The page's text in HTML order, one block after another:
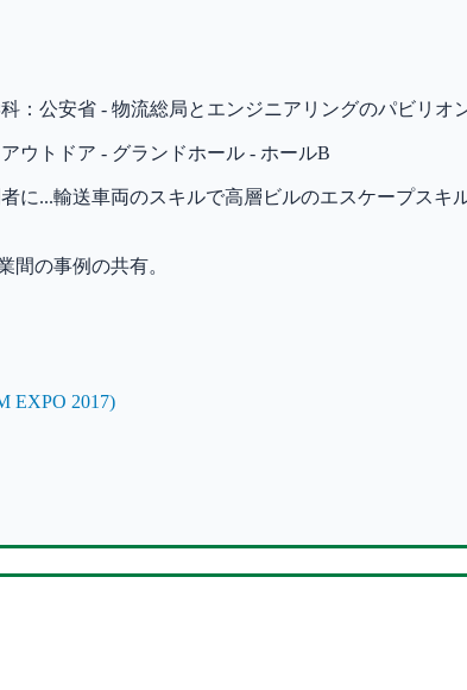
：公安省 - 物流総局とエンジニアリングのパビリオ
ウトドア - グランドホール - ホールB
に...輸送車両のスキルで高層ビルのエスケープス
間の事例の共有。
EXPO 2017)